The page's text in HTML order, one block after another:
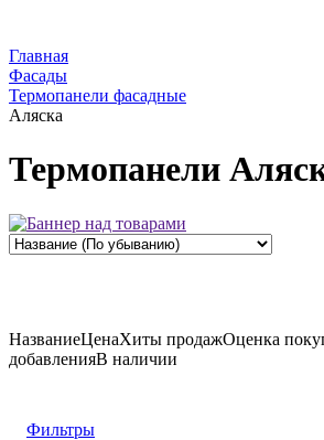
Главная
Фасады
Термопанели фасадные
Аляска
Термопанели
НазваниеЦенаХиты продажОценка
добавленияВ наличии
Фильтры